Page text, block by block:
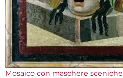
Mosaico con maschere sceniche